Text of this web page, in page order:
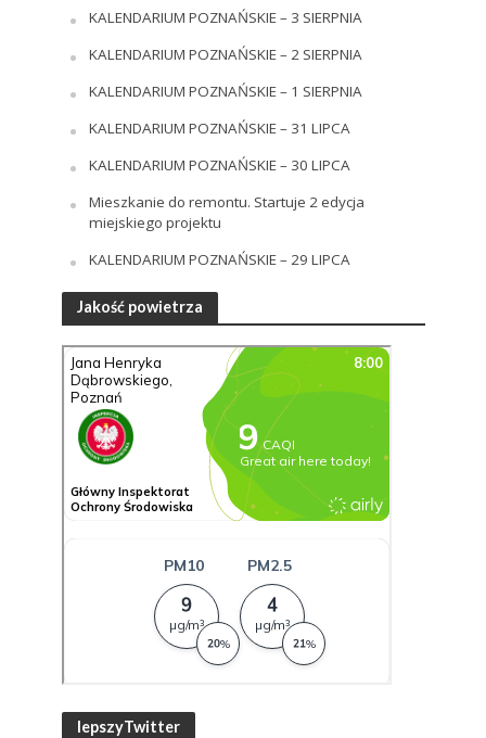
KALENDARIUM POZNAŃSKIE – 3 SIERPNIA
KALENDARIUM POZNAŃSKIE – 2 SIERPNIA
KALENDARIUM POZNAŃSKIE – 1 SIERPNIA
KALENDARIUM POZNAŃSKIE – 31 LIPCA
KALENDARIUM POZNAŃSKIE – 30 LIPCA
Mieszkanie do remontu. Startuje 2 edycja
miejskiego projektu
KALENDARIUM POZNAŃSKIE – 29 LIPCA
Jakość powietrza
lepszyTwitter